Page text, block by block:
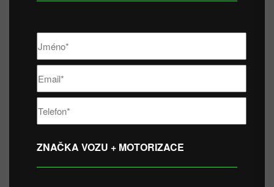
ZNAČKA VOZU + MOTORIZACE